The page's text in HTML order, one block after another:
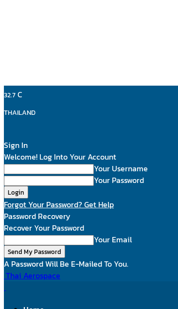
32.7C
THAILAND
Sign In
Welcome! Log Into Your Account
Your Username
Your Password
Forgot Your Password? Get Help
Password Recovery
Recover Your Password
Your Email
A Password Will Be E-Mailed To You.
Thai Aerospace